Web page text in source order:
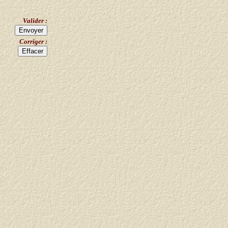
Valider :
Corriger :